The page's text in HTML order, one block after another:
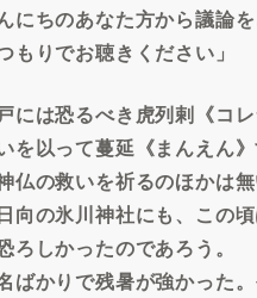
ちのあなた方から議論
りでお聴きください」
は恐るべき虎列剌《コ
を以って蔓延《まんえん
の救いを祈るのほかは
向の氷川神社にも、この
しかったのであろう。
かりで残暑が強かった